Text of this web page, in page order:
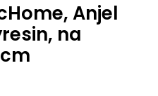
Anjel
na